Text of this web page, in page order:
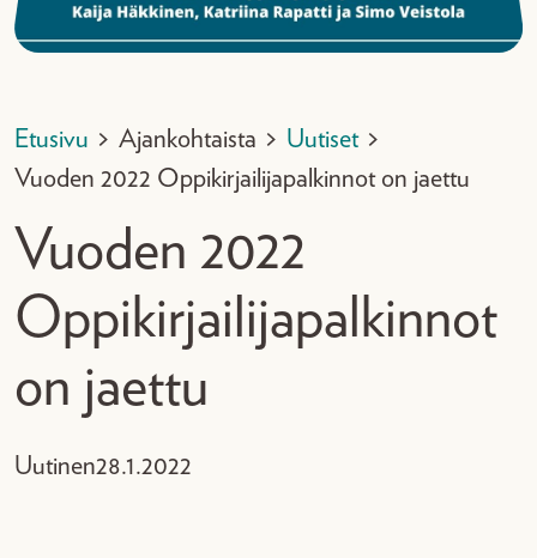
Etusivu > Ajankohtaista > Uutiset >
Vuoden 2022 Oppikirjailijapalkinnot on jaettu
Vuoden 2022
Oppikirjailijapalkinnot
on jaettu
Uutinen28.1.2022